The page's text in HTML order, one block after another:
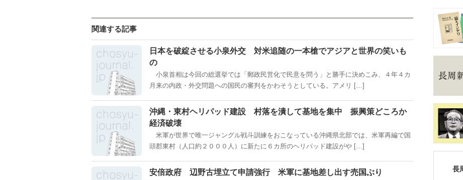
関連する記事
日本を破綻させる小泉外交 対米追随の一本槍でアジアと世界の笑いも
の
小泉首相は今回の総選挙では「郵政民営化で民意を問う」と勝手に決めこみ、４年４カ
月来の内政・外交問題への国民の審判をかわそうとしている。アメリ […]
沖縄・東村ヘリパッド建設 村落を潰して基地を集中 振興策どころか
経済破壊
米軍が世界で唯一ジャングル戦斗訓練をおこなっている沖縄県北部では、米軍再編で国
頭郡東村（人口約２０００人）に新たに６カ所のヘリパッド建設がや […]
安倍政府 辺野古埋立て申請強行 米軍に基地差し出す売国ぶり 長